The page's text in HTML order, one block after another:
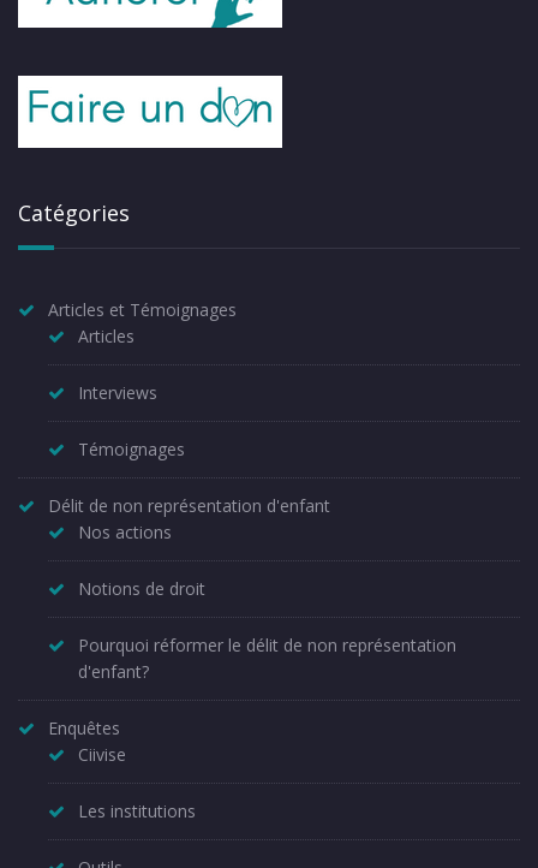
Catégories
Articles et Témoignages
Articles
Interviews
Témoignages
Délit de non représentation d'enfant
Nos actions
Notions de droit
Pourquoi réformer le délit de non représentation
d'enfant?
Enquêtes
Ciivise
Les institutions